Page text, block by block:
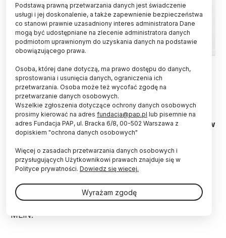
Ministerstwo Edukacji i Nauki przygotowało
informację dla studentów i naukowców
przybywających z Ukrainy. W materiale zostały
przybliżone najważniejsze kwestie związane z
kontynuowaniem studiów oraz kariery naukowej w
Polsce. Informacja została opracowana w języku
"Materiał MEiN został podzielony na kilka części. W
pierwszej z nich znalazły się informacje dotyczące
możliwości kontynuowania studiów w Polsce" -
MEiN.
Podstawą prawną przetwarzania danych jest świadczenie
usługi i jej doskonalenie, a także zapewnienie bezpieczeństwa
co stanowi prawnie uzasadniony interes administratora Dane
mogą być udostępniane na zlecenie administratora danych
podmiotom uprawnionym do uzyskania danych na podstawie
obowiązującego prawa.
Osoba, której dane dotyczą, ma prawo dostępu do danych,
sprostowania i usunięcia danych, ograniczenia ich
przetwarzania. Osoba może też wycofać zgodę na
przetwarzanie danych osobowych.
Wszelkie zgłoszenia dotyczące ochrony danych osobowych
prosimy kierować na adres fundacja@pap.pl lub pisemnie na
adres Fundacja PAP, ul. Bracka 6/8, 00-502 Warszawa z
dopiskiem "ochrona danych osobowych"
Więcej o zasadach przetwarzania danych osobowych i
przysługujących Użytkownikowi prawach znajduje się w
Polityce prywatności. Dowiedz się więcej.
Wyrażam zgodę